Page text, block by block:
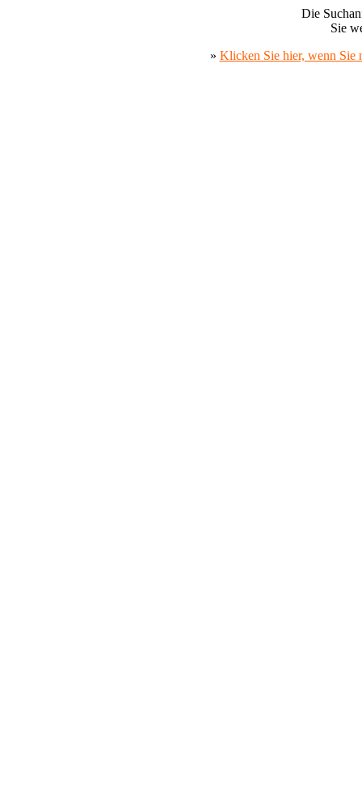
Die
Sie
» Klicken Sie hier, wenn Sie